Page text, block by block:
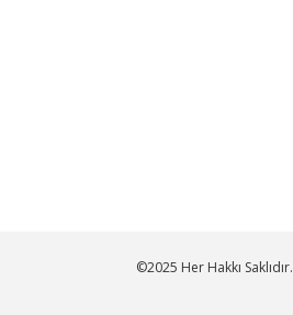
©2025 Her Hakkı Saklıdır.